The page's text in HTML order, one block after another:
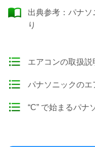
出典参考： パナ
り
エアコンの取扱
パナソニックの
“C” で始まるパナ